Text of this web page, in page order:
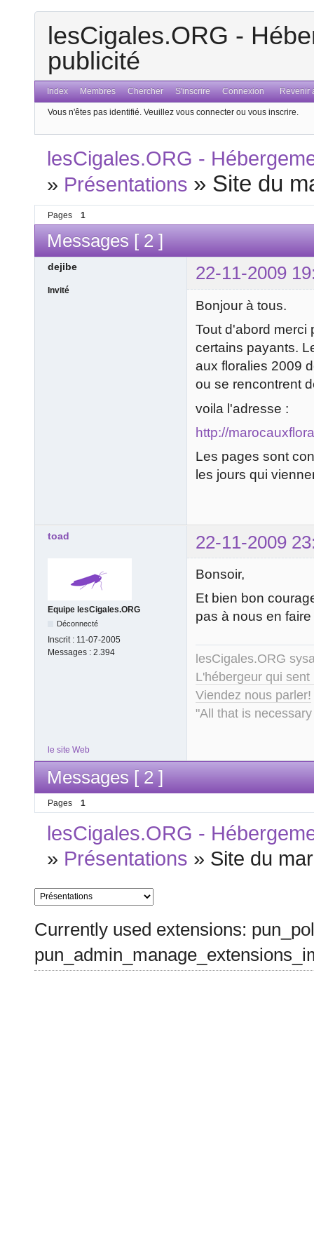
lesCigales.ORG -
publicité
Index Membres Chercher S'inscrire Connexion Revenir
Vous n'êtes pas identifié. Veuillez vous connecter ou vous inscrire.
lesCigales.ORG -
» Présentations » Site du
Pages 1
Messages [ 2 ]
dejibe 22-11-2009
Invité
Bonjour à tous.
Tout d'abord merci
certains payants.
aux floralies 2009
ou se rencontrent
voila l'adresse :
http://
Les pages sont
les jours qui
toad 22-11-2009
Equipe lesCigales.ORG
Déconnecté
Inscrit : 11-07-2005
Messages : 2.394
Bonsoir,
Et bien bon
pas à nous en
lesCigales.ORG
L'hébergeur qui
Viendez nous parler!
"All that is
le site Web
Messages [ 2 ]
Pages 1
lesCigales.ORG -
» Présentations » Site du
Currently used extensions: